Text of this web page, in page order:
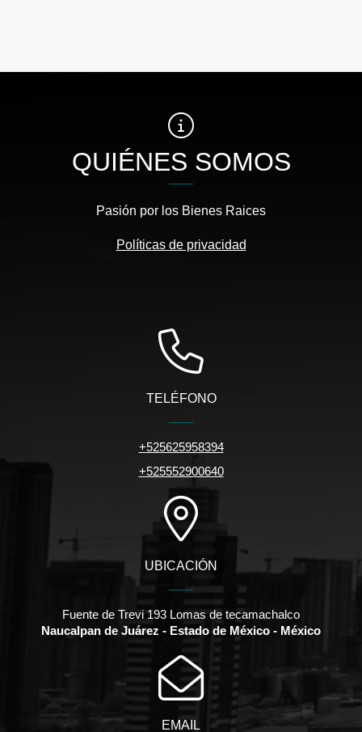
QUIÉNES SOMOS
Pasión por los Bienes Raices
Políticas de privacidad
TELÉFONO
+525625958394
+525552900640
UBICACIÓN
Fuente de Trevi 193 Lomas de tecamachalco
Naucalpan de Juárez - Estado de México - México
EMAIL